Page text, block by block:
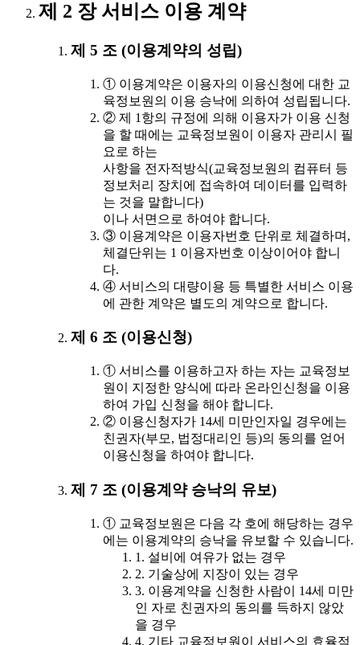
제 2 장 서비스 이용 계약
제 5 조 (이용계약의 성립)
① 이용계약은 이용자의 이용신청에 대한 교
육정보원의 이용 승낙에 의하여 성립됩니다.
② 제 1항의 규정에 의해 이용자가 이용 신청
을 할 때에는 교육정보원이 이용자 관리시 필
요로 하는
사항을 전자적방식(교육정보원의 컴퓨터 등
정보처리 장치에 접속하여 데이터를 입력하
는 것을 말합니다)
이나 서면으로 하여야 합니다.
③ 이용계약은 이용자번호 단위로 체결하며,
체결단위는 1 이용자번호 이상이어야 합니
다.
④ 서비스의 대량이용 등 특별한 서비스 이용
에 관한 계약은 별도의 계약으로 합니다.
제 6 조 (이용신청)
① 서비스를 이용하고자 하는 자는 교육정보
원이 지정한 양식에 따라 온라인신청을 이용
하여 가입 신청을 해야 합니다.
② 이용신청자가 14세 미만인자일 경우에는
친권자(부모, 법정대리인 등)의 동의를 얻어
이용신청을 하여야 합니다.
제 7 조 (이용계약 승낙의 유보)
① 교육정보원은 다음 각 호에 해당하는 경우
에는 이용계약의 승낙을 유보할 수 있습니다.
1. 설비에 여유가 없는 경우
2. 기술상에 지장이 있는 경우
3. 이용계약을 신청한 사람이 14세 미만
인 자로 친권자의 동의를 득하지 않았
을 경우
4. 기타 교육정보원이 서비스의 효율적